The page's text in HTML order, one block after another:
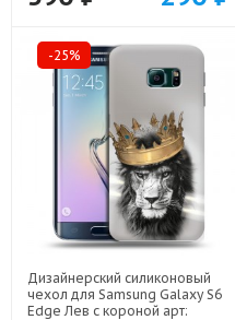
-25%
Дизайнерский силиконовый
чехол для Samsung Galaxy S6
Edge Лев с короной арт: